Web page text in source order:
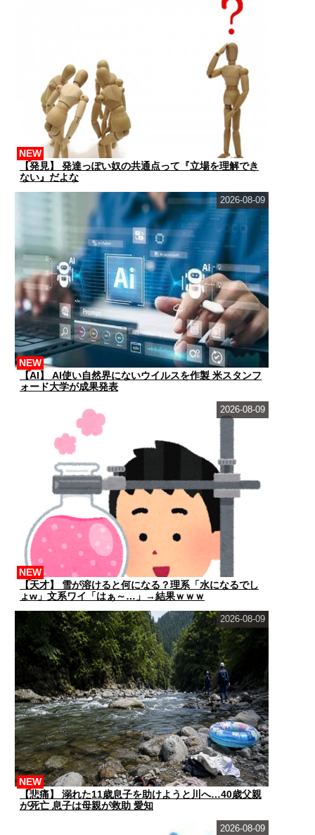
【発見】 発達っぽい奴の共通点って『立場を理解でき
ない』だよな
NEW
【AI】 AI使い自然界にないウイルスを作製 米スタンフ
ォード大学が成果発表
NEW
2026-08-09
【天才】 雪が溶けると何になる？理系「水になるでし
ょw」文系ワイ「はぁ～…」→結果ｗｗｗ
NEW
2026-08-09
【悲痛】 溺れた11歳息子を助けようと川へ…40歳父親
が死亡 息子は母親が救助 愛知
NEW
2026-08-09
2026-08-09